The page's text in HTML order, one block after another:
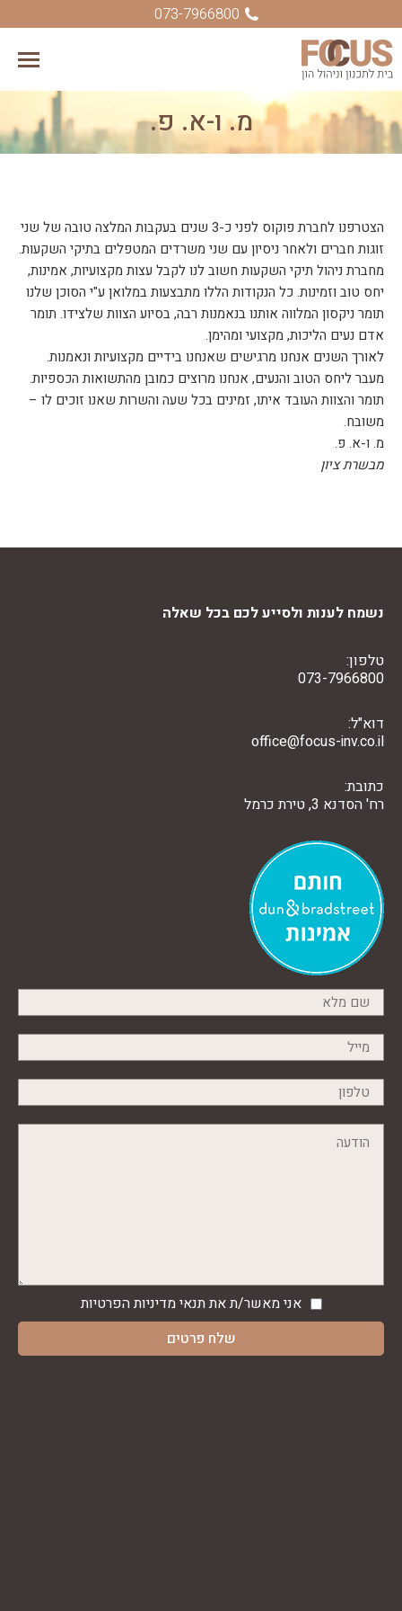
073-7966800
מ. ו-א. פ.
You are here:
הצטרפנו לחברת פוקוס לפני כ-3 שנים בעקבות המלצה טובה של שני
זוגות חברים ולאחר ניסיון עם שני משרדים המטפלים בתיקי השקעות.
מחברת ניהול תיקי השקעות חשוב לנו לקבל עצות מקצועיות, אמינות,
יחס טוב וזמינות. כל הנקודות הללו מתבצעות במלואן ע"י הסוכן שלנו
תומר ניקסון המלווה אותנו בנאמנות רבה, בסיוע הצוות שלצידו. תומר
אדם נעים הליכות, מקצועי ומהימן.
לאורך השנים אנחנו מרגישים שאנחנו בידיים מקצועיות ונאמנות.
מעבר ליחס הטוב והנעים, אנחנו מרוצים כמובן מהתשואות הכספיות.
תומר והצוות העובד איתו, זמינים בכל שעה והשרות שאנו זוכים לו –
משובח.
מ. ו-א. פ.
מבשרת ציון
נשמח לענות ולסייע לכם בכל שאלה
טלפון:
073-7966800
דוא"ל:
office@focus-inv.co.il
כתובת:
רח' הסדנא 3, טירת כרמל
אני מאשר/ת את תנאימדיניות הפרטיות